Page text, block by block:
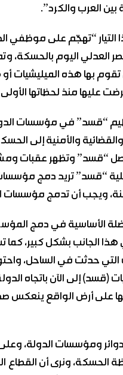
العرب والكرد”.
“تهجّم على موظفي
العدلي اليوم بالحسكة،
تقوم بها هذه الميليشيات
عليها منذ لحظاتها الأولى،
“قسد” في مؤسسات
والأمنية إلى
وإلى اليوم تتنصل “قسد”
“قسد” تريد دمج
ويجب أن تدمج مؤسسات
الأساسية في دمج
الجانب بشكل كبير،
التي حدثت في الساحل،
إلى الآن باتجاه
على أرض الواقع ينعكس
ومؤسسات الدولة،
الحسكة، ونرى أن القطاع